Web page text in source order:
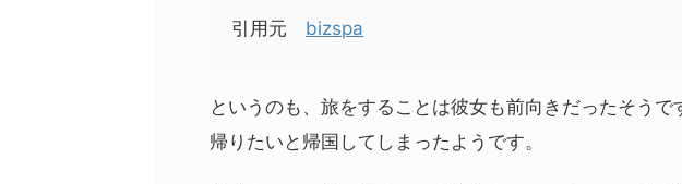
引用元 bizspa
というのも、旅をすることは彼女も前向きだったそう
帰りたいと帰国してしまったようです。